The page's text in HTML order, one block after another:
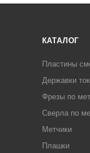
КАТАЛОГ
Пластины
Державки
Фрезы по
Сверла по
Метчики
Плашки